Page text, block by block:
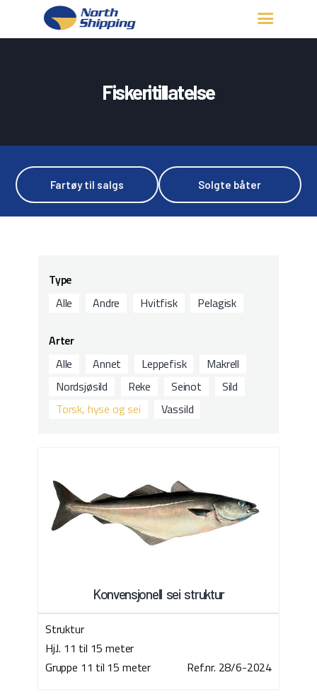
Fiskeritillatelse
Fartøy til salgs Solgte båter
OM OSS
KONTAKT OSS
LOGG INN
Type
Alle
Andre Hvitfisk Pelagisk
Arter
Alle
Annet Leppefisk
Makrell
Nordsjøsild
Reke Seinot
Sild
Torsk, hyse og sei
Vassild
Konvensjonell sei struktur
Struktur
Hj.l. 11 til 15 meter
Gruppe 11 til 15 meter
Ref.nr. 28/6-2024